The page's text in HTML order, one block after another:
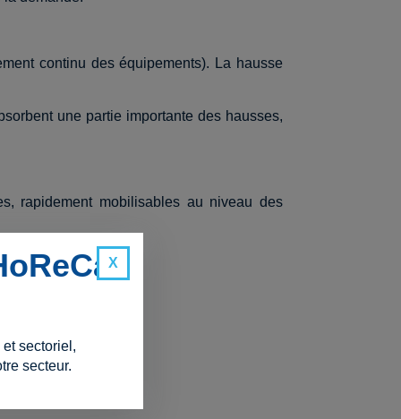
continu des équipements). La hausse
une partie importante des hausses,
rapidement mobilisables au niveau des
sectoriel,
secteur.